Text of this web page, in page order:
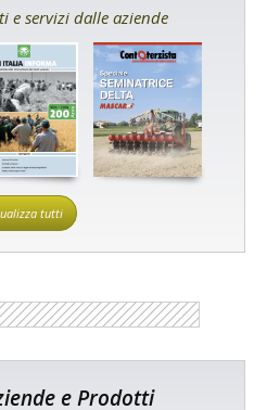
e servizi dalle aziende
tutti
e Prodotti